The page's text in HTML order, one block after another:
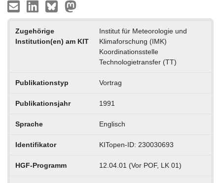
Zugehörige
Institution(en) am KIT
Institut für Meteorologie und
Klimaforschung (IMK)
Koordinationsstelle
Technologietransfer (TT)
Publikationstyp Vortrag
Publikationsjahr 1991
Sprache Englisch
Identifikator KITopen-ID: 230030693
HGF-Programm 12.04.01 (Vor POF, LK 01)